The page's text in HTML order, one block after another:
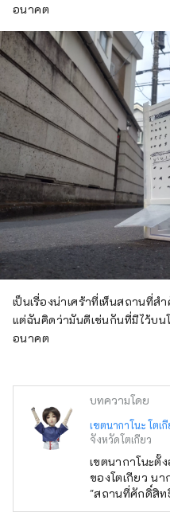
อนาคต
เป็นเรื่องน่าเศร้าที่เห็นสถานที่
แต่ฉันคิดว่ามันดีเช่นกันที่มีไว้บน
อนาคต
บทความโดย
เขตนากาโนะ โตเ
จังหวัดโตเกียว
เขตนากาโนะตั้
ของโตเกียว นา
"สถานที่ศักดิ์สิ
เสียงเป็นพิเศษ